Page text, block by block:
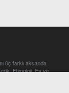
üç farklı aksanda
Etimoloji, Eş ve